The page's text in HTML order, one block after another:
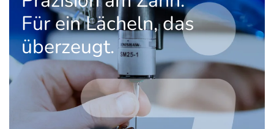
Für ein Lächeln, das
überzeugt.